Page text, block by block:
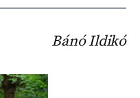
Bánó Ildikó